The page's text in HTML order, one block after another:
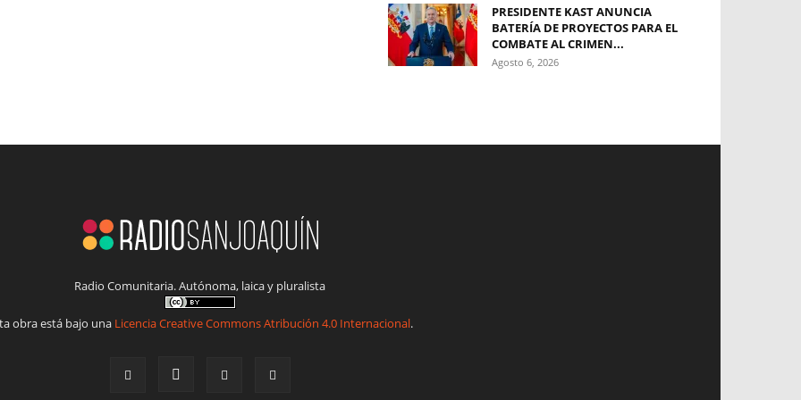
PRESIDENTE KAST ANUNCIA
BATERÍA DE PROYECTOS PARA EL
COMBATE AL CRIMEN...
Agosto 6, 2026
Radio Comunitaria. Autónoma, laica y pluralista
obra está bajo una Licencia Creative Commons Atribución 4.0 Internacional.